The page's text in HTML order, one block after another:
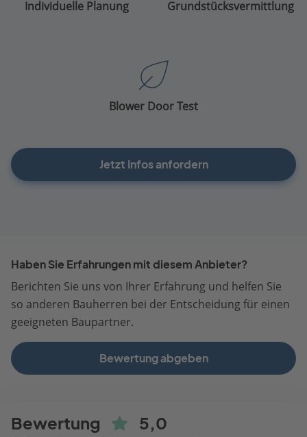
Individuelle Planung Grundstücksvermittlung
Blower Door Test
Jetzt Infos anfordern
Haben Sie Erfahrungen mit diesem Anbieter?
Berichten Sie uns von Ihrer Erfahrung und helfen Sie
so anderen Bauherren bei der Entscheidung für einen
geeigneten Baupartner.
Bewertung abgeben
Bewertung 5,0